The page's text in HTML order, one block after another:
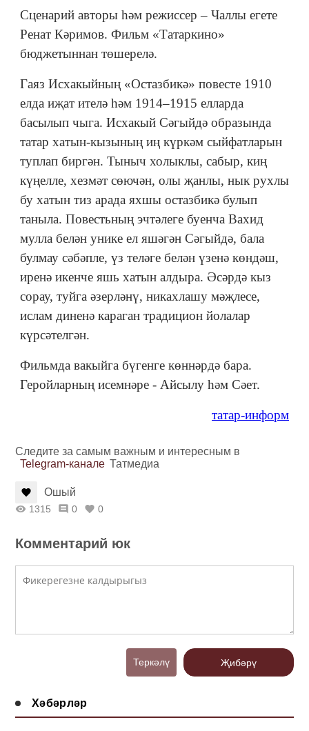
Сценарий авторы һәм режиссер – Чаллы егете
Ренат Кәримов. Фильм «Татаркино»
бюджетыннан төшерелә.
Гаяз Исхакыйның «Остазбикә» повесте 1910
елда иҗат ителә һәм 1914–1915 елларда
басылып чыга. Исхакый Сәгыйдә образында
татар хатын-кызының иң күркәм сыйфатларын
туплап биргән. Тыныч холыклы, сабыр, киң
күңелле, хезмәт сөючән, олы җанлы, нык рухлы
бу хатын тиз арада яхшы остазбикә булып
таныла. Повестьның эчтәлеге буенча Вахид
мулла белән унике ел яшәгән Сәгыйдә, бала
булмау сәбәпле, үз теләге белән үзенә көндәш,
иренә икенче яшь хатын алдыра. Әсәрдә кыз
сорау, туйга әзерләнү, никахлашу мәҗлесе,
ислам диненә караган традицион йолалар
күрсәтелгән.
Фильмда вакыйга бүгенге көннәрдә бара.
Геройларның исемнәре - Айсылу һәм Сәет.
татар-информ
Следите за самым важным и интересным в
Telegram-канале Татмедиа
Ошый
1315 0 0
Комментарий юк
Теркәлү Җибәрү
Хәбәрләр